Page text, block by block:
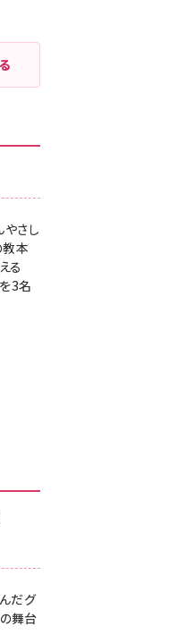
さし
本
る
3名
だグ
舞台